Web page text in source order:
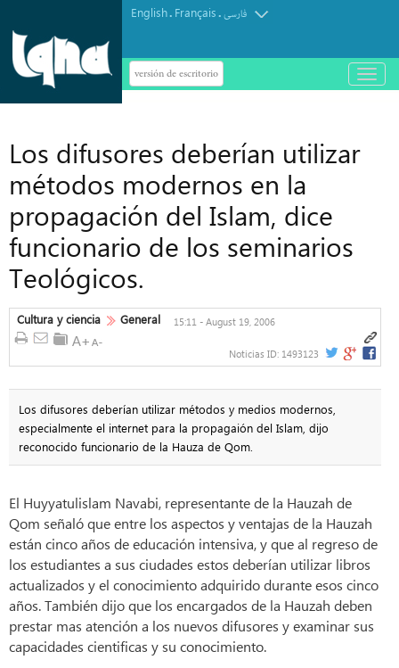
English. Français.فارسی
versión de escritorio
باز
و
Los difusores deberían utilizar
métodos modernos en la
propagación del Islam, dice
funcionario de los seminarios
Teológicos.
Cultura y ciencia General 15:11 - August 19, 2006
Noticias ID: 1493123
Los difusores deberían utilizar métodos y medios modernos,
especialmente el internet para la propagaión del Islam, dijo
reconocido funcionario de la Hauza de Qom.
El Huyyatulislam Navabi, representante de la Hauzah de
Qom señaló que entre los aspectos y ventajas de la Hauzah
están cinco años de educación intensiva, y que al regreso de
los estudiantes a sus ciudades estos deberían utilizar libros
actualizados y el conocimiento adquirido durante esos cinco
años. También dijo que los encargados de la Hauzah deben
prestar mas atención a los nuevos difusores y examinar sus
capacidades cientificas y su conocimiento.